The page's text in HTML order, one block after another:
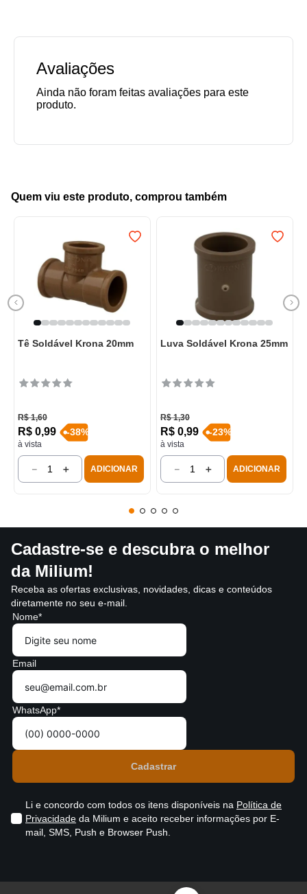
Avaliações
Quem viu este produto, comprou também
Tê Soldável Krona 20mm
R$ 1,60
R$ 0,99
à vista
-38%
＋
－ ADICIONAR
Luva Soldável Krona 25mm
R$ 1,30
R$ 0,99
à vista
-23%
＋
－ ADICIONAR
Cadastre-se e descubra o melhor
da Milium!
Receba as ofertas exclusivas, novidades, dicas e conteúdos
diretamente no seu e-mail.
Nome*
Email
WhatsApp*
Li e concordo com todos os itens disponíveis na Política de
Privacidade da Milium e aceito receber informações por E-
mail, SMS, Push e Browser Push.